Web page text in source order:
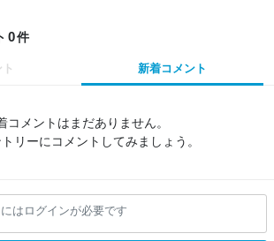
0件
新着コメント
コメントはまだありません。
リーにコメントしてみましょう。
はログインが必要です